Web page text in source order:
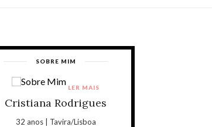
SOBRE MIM
Cristiana Rodrigues
32 anos | Tavira/Lisboa
LER MAIS